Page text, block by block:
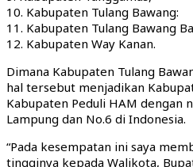
10. Kabupaten Tulang Bawang:
11. Kabupaten Tulang Bawang
12. Kabupaten Way Kanan.
Dimana Kabupaten Tulang
hal tersebut menjadikan
Kabupaten Peduli HAM dengan
Lampung dan No.6 di Indonesia.
“Pada kesempatan ini saya
tingginya kepada Walikota,